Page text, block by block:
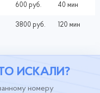
600 руб. 40 мин
3800 руб. 120 мин
ИСКАЛИ?
номеру